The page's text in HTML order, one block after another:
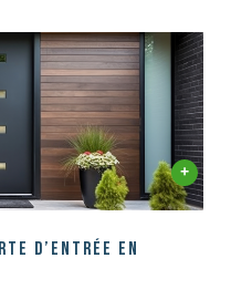
d’entrée en